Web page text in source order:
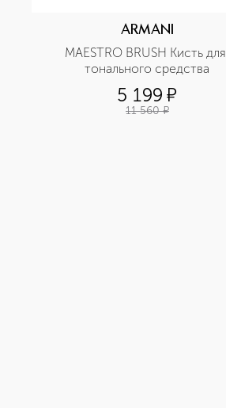
ARMANI
MAESTRO BRUSH Кисть для
тонального средства
5 199 ¤
11 560 ¤